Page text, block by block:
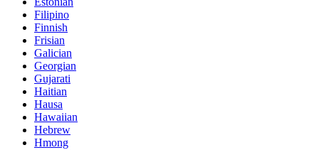
Filipino
Finnish
Frisian
Galician
Georgian
Gujarati
Haitian
Hausa
Hawaiian
Hebrew
Hmong